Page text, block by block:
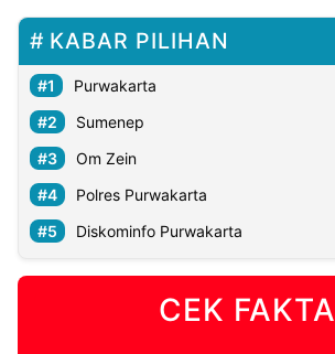
KABAR PILIHAN
Purwakarta
Sumenep
Om Zein
Polres Purwakarta
Diskominfo Purwakarta
CEK FAKTA